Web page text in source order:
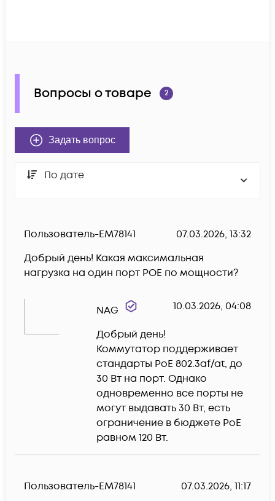
Вопросы о товаре 2
Задать вопрос
По дате
Пользователь-EM78141
07.03.2026, 13:32
Добрый день! Какая максимальная
нагрузка на один порт POE по мощности?
NAG 10.03.2026, 04:08
Добрый день!
Коммутатор поддерживает
стандарты PoE 802.3af/at, до
30 Вт на порт. Однако
одновременно все порты не
могут выдавать 30 Вт, есть
ограничение в бюджете PoE
равном 120 Вт.
Пользователь-EM78141 07.03.2026, 11:17